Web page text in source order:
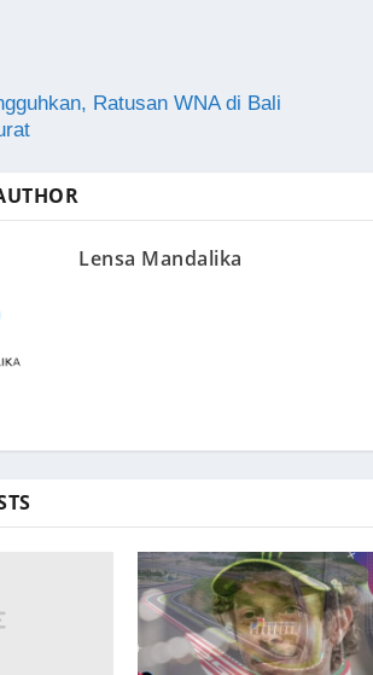
Ratusan WNA di Bali
Lensa Mandalika